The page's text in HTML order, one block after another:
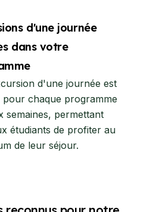
d'une journée
dans votre
d'une journée est
pour chaque programme
semaines, permettant
étudiants de profiter au
de leur séjour.